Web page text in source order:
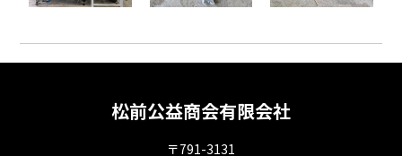
松前公益商会有限会社
〒791-3131